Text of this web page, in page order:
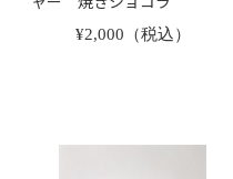
¥2,000（税込）